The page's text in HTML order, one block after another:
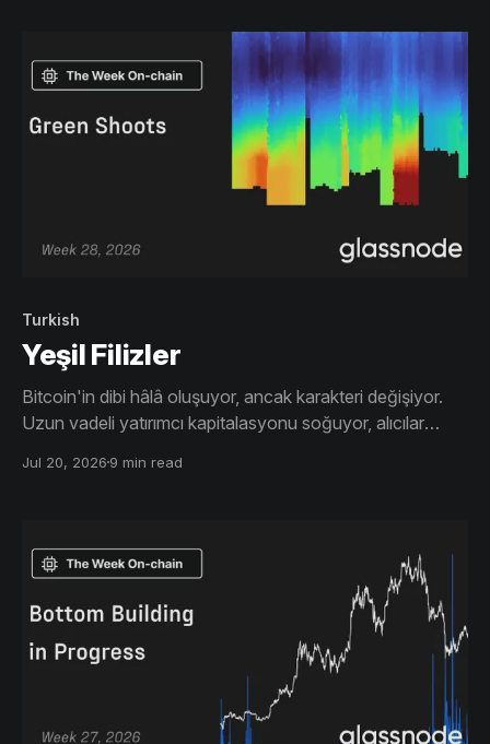
Turkish
Yeşil Filizler
Bitcoin'in dibi hâlâ oluşuyor, ancak karakteri değişiyor.
Uzun vadeli yatırımcı kapitalasyonu soğuyor, alıcılar
yapan seviyelere doğru geri tırmanıyor.
Jul 20, 2026 9 min read